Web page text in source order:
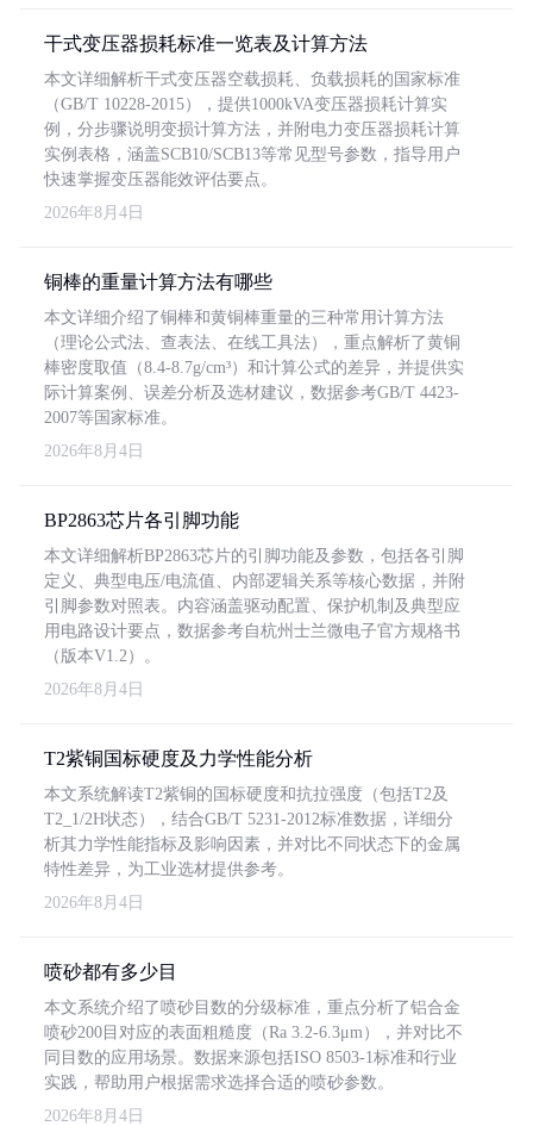
干式变压器损耗标准一览表及计算方法
本文详细解析干式变压器空载损耗、负载损耗的国家标准
（GB/T 10228-2015），提供1000kVA变压器损耗计算实
例，分步骤说明变损计算方法，并附电力变压器损耗计算
实例表格，涵盖SCB10/SCB13等常见型号参数，指导用户
快速掌握变压器能效评估要点。
2026年8月4日
铜棒的重量计算方法有哪些
本文详细介绍了铜棒和黄铜棒重量的三种常用计算方法
（理论公式法、查表法、在线工具法），重点解析了黄铜
棒密度取值（8.4-8.7g/cm³）和计算公式的差异，并提供实
际计算案例、误差分析及选材建议，数据参考GB/T 4423-
2007等国家标准。
2026年8月4日
BP2863芯片各引脚功能
本文详细解析BP2863芯片的引脚功能及参数，包括各引脚
定义、典型电压/电流值、内部逻辑关系等核心数据，并附
引脚参数对照表。内容涵盖驱动配置、保护机制及典型应
用电路设计要点，数据参考自杭州士兰微电子官方规格书
（版本V1.2）。
2026年8月4日
T2紫铜国标硬度及力学性能分析
本文系统解读T2紫铜的国标硬度和抗拉强度（包括T2及
T2_1/2H状态），结合GB/T 5231-2012标准数据，详细分
析其力学性能指标及影响因素，并对比不同状态下的金属
特性差异，为工业选材提供参考。
2026年8月4日
喷砂都有多少目
本文系统介绍了喷砂目数的分级标准，重点分析了铝合金
喷砂200目对应的表面粗糙度（Ra 3.2-6.3μm），并对比不
同目数的应用场景。数据来源包括ISO 8503-1标准和行业
实践，帮助用户根据需求选择合适的喷砂参数。
2026年8月4日